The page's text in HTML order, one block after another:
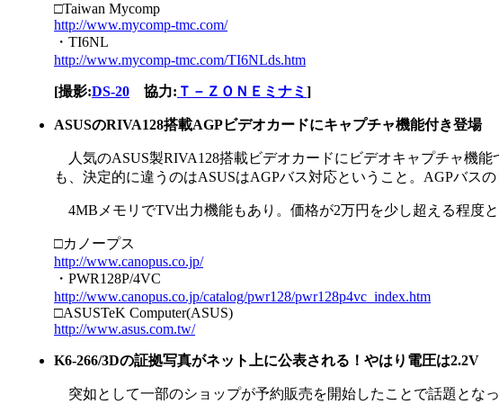
□Taiwan Mycomp
http://www.mycomp-tmc.com/
・TI6NL
http://www.mycomp-tmc.com/TI6NLds.htm
[撮影:DS-20 協力: Ｔ－ＺＯＮＥミナミ ]
ASUSのRIVA128搭載AGPビデオカードにキャプチャ機能付き登場
人気のASUS製RIVA128搭載ビデオカードにビデオキャプチャ機
も、決定的に違うのはASUSはAGPバス対応ということ。AGPバス
4MBメモリでTV出力機能もあり。価格が2万円を少し超える程度
□カノープス
http://www.canopus.co.jp/
・PWR128P/4VC
http://www.canopus.co.jp/catalog/pwr128/pwr128p4vc_index.htm
□ASUSTeK Computer(ASUS)
http://www.asus.com.tw/
K6-266/3Dの証拠写真がネット上に公表される！やはり電圧は2.2V
突如として一部のショップが予約販売を開始したことで話題とな